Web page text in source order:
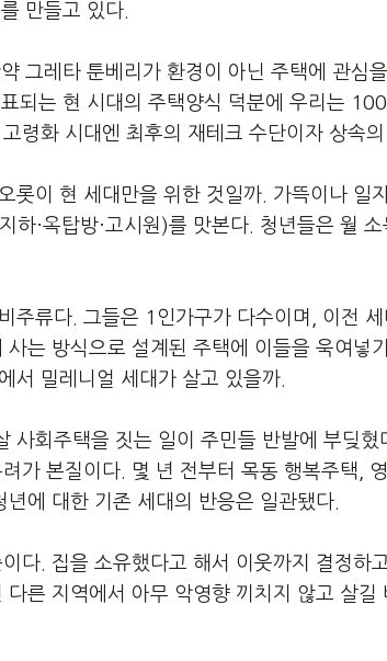
만들고 있다.
그레타 툰베리가 환경이 아닌 주택에 관심
되는 현 시대의 주택양식 덕분에 우리는
령화 시대엔 최후의 재테크 수단이자 상속
롯이 현 세대만을 위한 것일까. 가뜩이나 일
하·옥탑방·고시원)를 맛본다. 청년들은 월
주류다. 그들은 1인가구가 다수이며, 이전
는 방식으로 설계된 주택에 이들을 욱여넣
서 밀레니얼 세대가 살고 있을까.
사회주택을 짓는 일이 주민들 반발에 부딪
가 본질이다. 몇 년 전부터 목동 행복주택,
에 대한 기존 세대의 반응은 일관됐다.
다. 집을 소유했다고 해서 이웃까지 결정하
른 지역에서 아무 악영향 끼치지 않고 살길